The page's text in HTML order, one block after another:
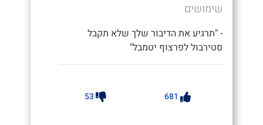
שימושים
- "תרגיע את הדיבור שלך שלא תקבל
סטירבול לפרצוף יטמבל"
681
53